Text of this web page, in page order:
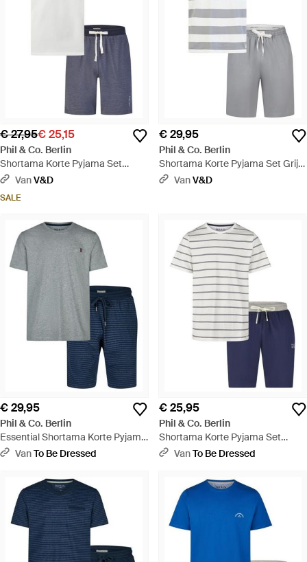
€ 27,95€ 25,15
Phil & Co. Berlin
Shortama Korte Pyjama Set
Wit/Donkerblauw Gestreept - Wit
VanV&D
SALE
€ 29,95
Phil & Co. Berlin
Shortama Korte Pyjama Set Grijs
Gestreept - Grijs
VanV&D
€ 29,95
Phil & Co. Berlin
Essential Shortama Korte Pyjama
Set Grijs/Blauw - Blauw
VanTo Be Dressed
€ 25,95
Phil & Co. Berlin
Shortama Korte Pyjama Set
Gestreept - Wit
VanTo Be Dressed